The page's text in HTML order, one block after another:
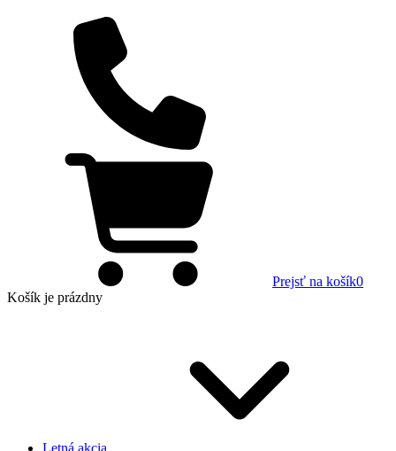
Prejsť na košík0
Košík je prázdny
Letná akcia